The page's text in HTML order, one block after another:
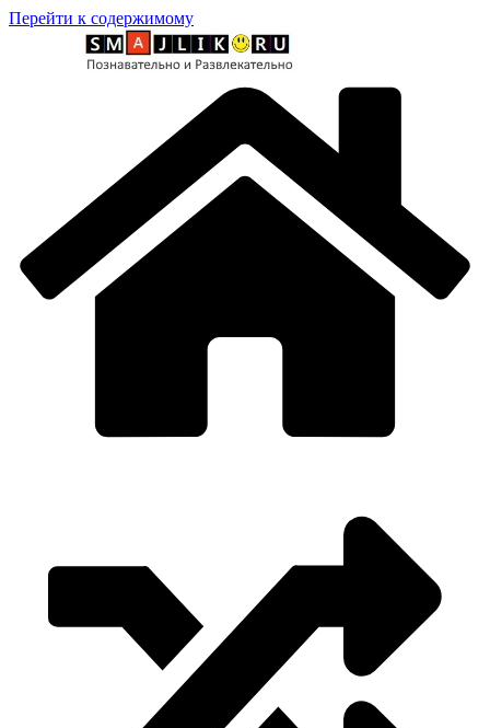
Перейти к содержимому